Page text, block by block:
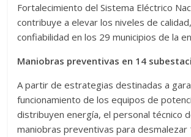
Fortalecimiento del Sistema Eléctrico
contribuye a elevar los niveles de
confiabilidad en los 29 municipios de la
Maniobras preventivas en 14
A partir de estrategias destinadas a
funcionamiento de los equipos de
distribuyen energía, el personal técnico
maniobras preventivas para desmalezar